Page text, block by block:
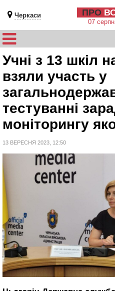
Черкаси ПРО
07
Учні з 13 шкіл
взяли участь у
тестуванні
моніторингу
13 ВЕРЕСНЯ 2023, 12:50